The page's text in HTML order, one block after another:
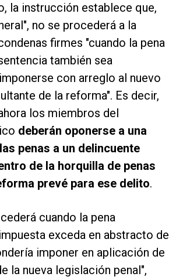
la instrucción establece que,
no se procederá a la
firmes "cuando la pena
también sea
con arreglo al nuevo
de la reforma". Es decir,
los miembros del
deberán oponerse a una
penas a un delincuente
de la horquilla de penas
prevé para ese delito.
cuando la pena
exceda en abstracto de
imponer en aplicación de
la nueva legislación penal",